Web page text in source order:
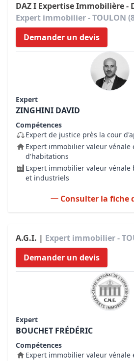
DAZ I Expertise Immobilière -
Expert immobilier - TOULON
Demander un devis
Expert
ZINGHINI DAVID
Compétences
Expert de justice près la cour
Expert immobilier valeur vénale
d'habitations
Expert immobilier valeur vénale
et industriels
Consulter la fiche
A.G.I. | Expert immobilier -
Demander un devis
Expert
BOUCHET FRÉDÉRIC
Compétences
Expert immobilier valeur vénale